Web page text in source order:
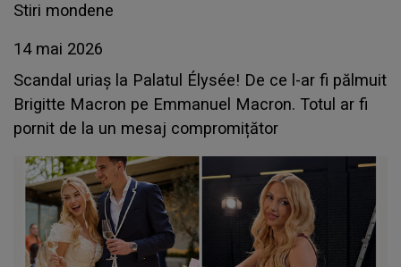
Stiri mondene
14 mai 2026
Scandal uriaș la Palatul Élysée! De ce l-ar fi pălmuit
Brigitte Macron pe Emmanuel Macron. Totul ar fi
pornit de la un mesaj compromițător